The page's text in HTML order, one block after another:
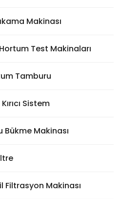
Makinası
Test Makinaları
Tamburu
Sistem
Bükme Makinası
Filtrasyon Makinası